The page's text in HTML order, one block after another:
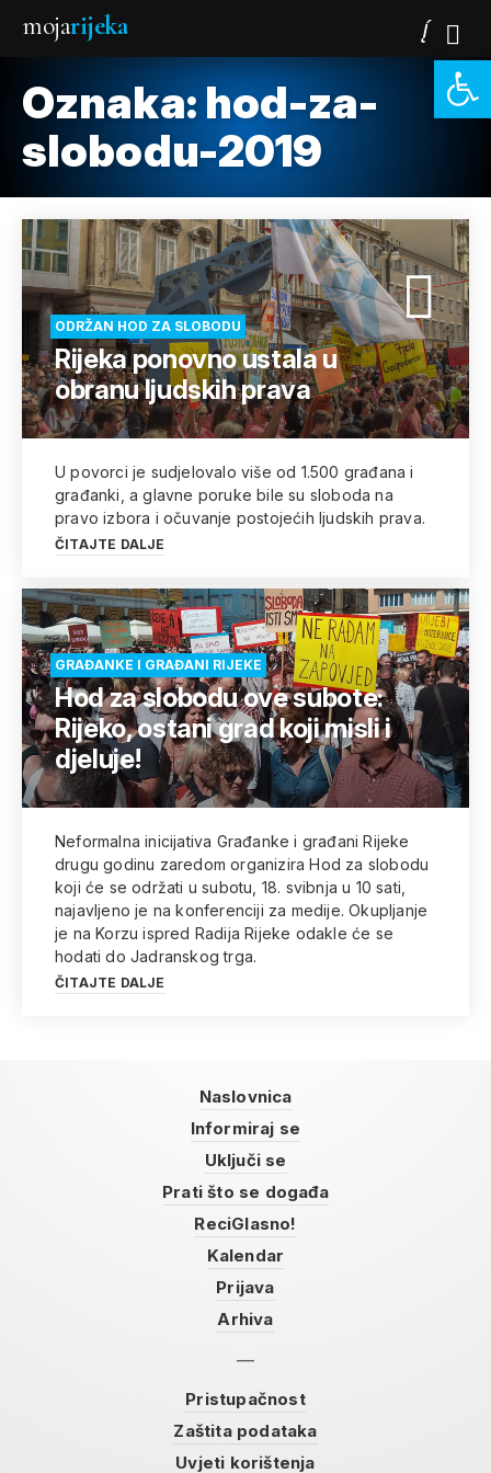
mojarijeka
Oznaka: hod-za-
slobodu-2019
ODRŽAN HOD ZA SLOBODU
Rijeka ponovno ustala u
obranu ljudskih prava
U povorci je sudjelovalo više od 1.500 građana i
građanki, a glavne poruke bile su sloboda na
pravo izbora i očuvanje postojećih ljudskih prava.
ČITAJTE DALJE
GRAĐANKE I GRAĐANI RIJEKE
Hod za slobodu ove subote:
Rijeko, ostani grad koji misli i
djeluje!
Neformalna inicijativa Građanke i građani Rijeke
drugu godinu zaredom organizira Hod za slobodu
koji će se održati u subotu, 18. svibnja u 10 sati,
najavljeno je na konferenciji za medije. Okupljanje
je na Korzu ispred Radija Rijeke odakle će se
hodati do Jadranskog trga.
ČITAJTE DALJE
Naslovnica
Informiraj se
Uključi se
Prati što se događa
ReciGlasno!
Kalendar
Prijava
Arhiva
Pristupačnost
Zaštita podataka
Uvjeti korištenja